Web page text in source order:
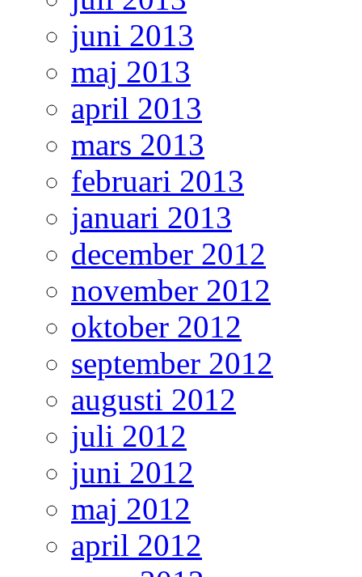
juni 2013
maj 2013
april 2013
mars 2013
februari 2013
januari 2013
december 2012
november 2012
oktober 2012
september 2012
augusti 2012
juli 2012
juni 2012
maj 2012
april 2012